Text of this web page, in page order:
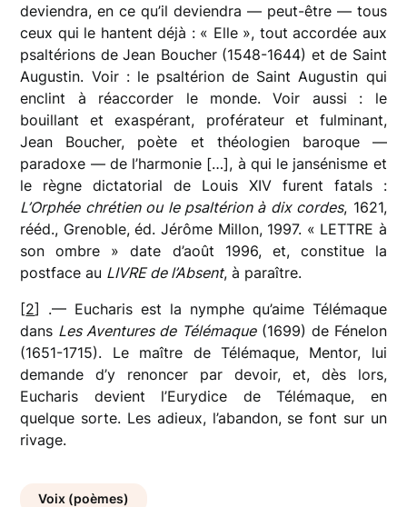
deviendra, en ce qu’il deviendra — peut-être — tous
ceux qui le hantent déjà : « Elle », tout accordée aux
psaltérions de Jean Boucher (1548-1644) et de Saint
Augustin. Voir : le psaltérion de Saint Augustin qui
enclint à réaccorder le monde. Voir aussi : le
bouillant et exaspérant, proférateur et fulminant,
Jean Boucher, poète et théologien baroque —
paradoxe — de l’harmonie […], à qui le jansénisme et
le règne dictatorial de Louis XIV furent fatals :
L’Orphée chrétien ou le psaltérion à dix cordes, 1621,
rééd., Grenoble, éd. Jérôme Millon, 1997. « LETTRE à
son ombre » date d’août 1996, et, constitue la
postface au LIVRE de l’Absent, à paraître.
[2] .— Eucharis est la nymphe qu’aime Télémaque
dans Les Aventures de Télémaque(1699) de Fénelon
(1651-1715). Le maître de Télémaque, Mentor, lui
demande d’y renoncer par devoir, et, dès lors,
Eucharis devient l’Eurydice de Télémaque, en
quelque sorte. Les adieux, l’abandon, se font sur un
rivage.
Voix (poèmes)